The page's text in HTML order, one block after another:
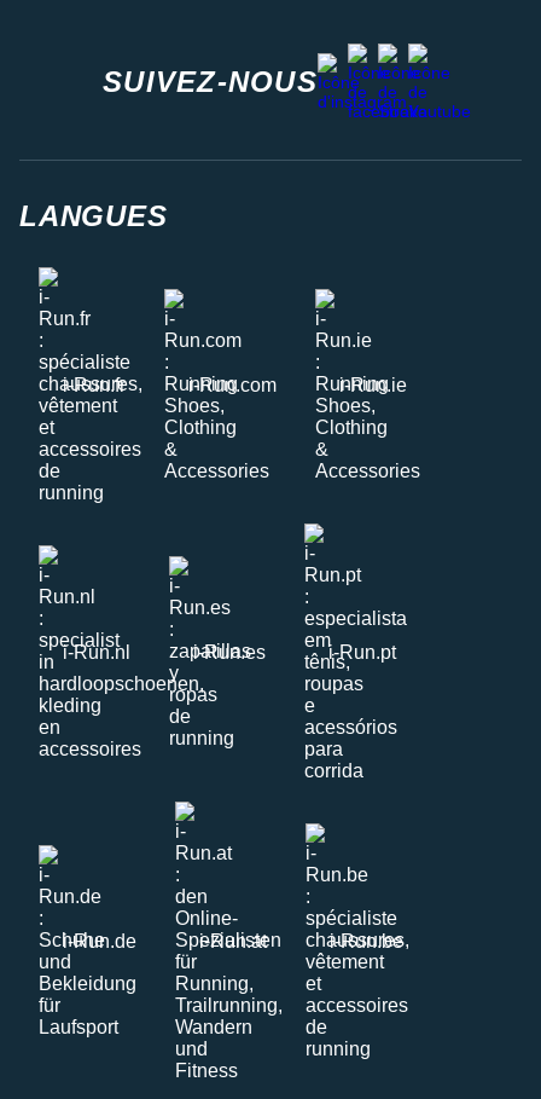
SUIVEZ-NOUS
instagram
facebook
stravayoutube
LANGUES
i-Run.fr i-Run.com i-Run.ie
i-Run.nl i-Run.es i-Run.pt
i-Run.de i-Run.at i-Run.be